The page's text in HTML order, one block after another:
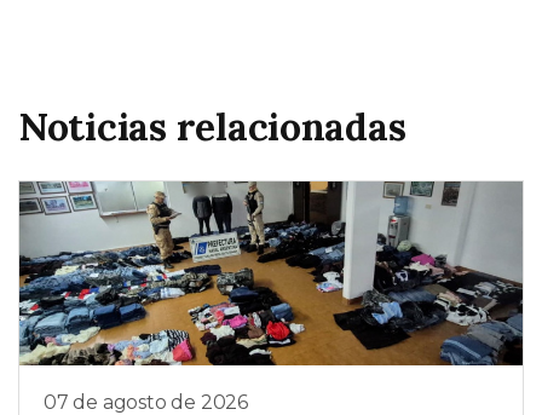
Noticias relacionadas
07 de agosto de 2026